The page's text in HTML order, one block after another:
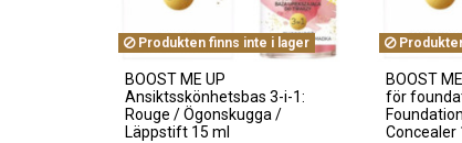
Produkten finns inte i lager
BOOST ME UP
Ansiktsskönhetsbas 3-i-1:
Rouge / Ögonskugga /
Läppstift 15 ml
BOOST
för
Concealer